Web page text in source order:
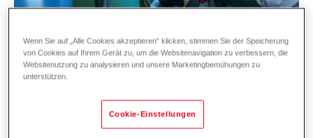
Was du mitbringen solltest:
Schulausbildung:
FL: abgeschlossene Oberschule (hohes
Wenn Sie auf „Alle Cookies akzeptieren“ klicken, stimmen Sie der Speicherung
von Cookies auf Ihrem Gerät zu, um die Websitenavigation zu verbessern, die
Websitenutzung zu analysieren und unsere Marketingbemühungen zu
unterstützen.
Cookie-Einstellungen